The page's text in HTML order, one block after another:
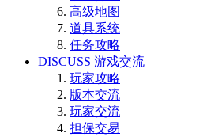
高级地图
道具系统
任务攻略
DISCUSS 游戏交流
玩家攻略
版本交流
玩家交流
担保交易